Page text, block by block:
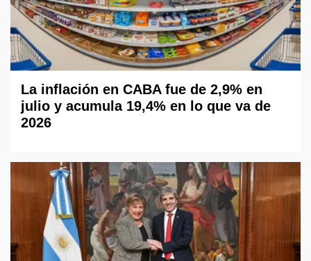
La inflación en CABA fue de 2,9% en
julio y acumula 19,4% en lo que va de
2026